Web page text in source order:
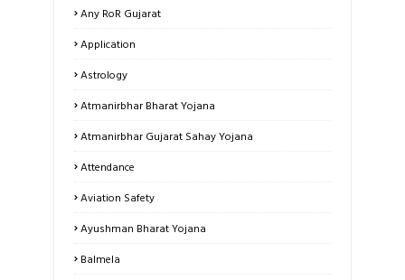
Any RoR Gujarat
Application
Astrology
Atmanirbhar Bharat Yojana
Atmanirbhar Gujarat Sahay Yojana
Attendance
Aviation Safety
Ayushman Bharat Yojana
Balmela